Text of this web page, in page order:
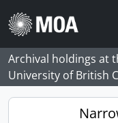
Skip to main content
Archival holdings at
University of British